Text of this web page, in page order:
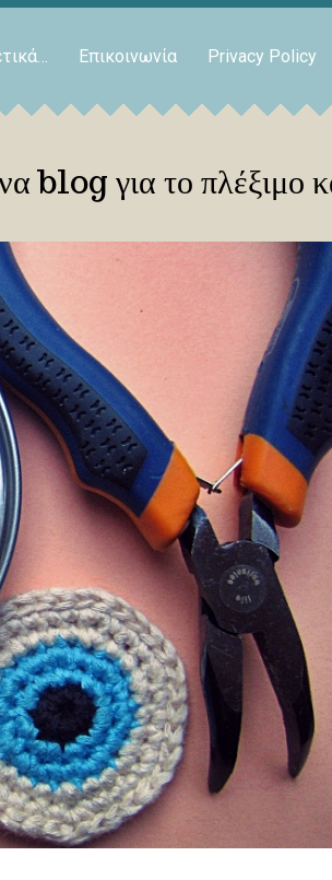
Επικοινωνία Privacy Policy
blog για το πλέξιμο